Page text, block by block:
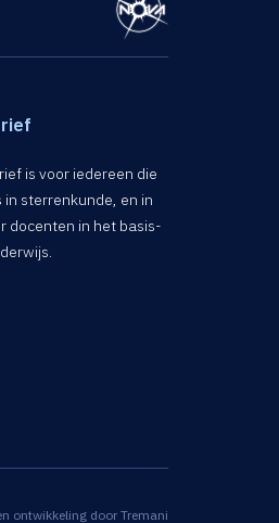
is voor iedereen die
sterrenkunde, en in
docenten in het basis-
ontwikkeling door Tremani